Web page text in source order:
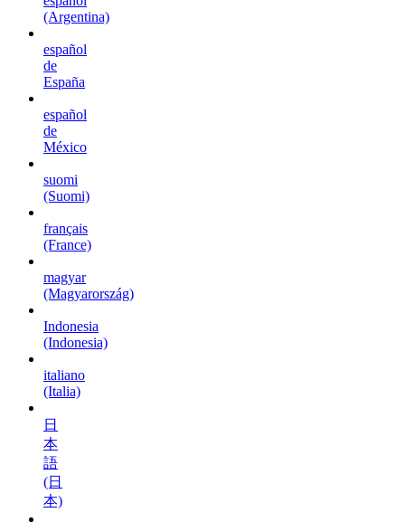
(Argentina)
español
de
España
español
de
México
suomi
(Suomi)
français
(France)
magyar
(Magyarország)
Indonesia
(Indonesia)
italiano
(Italia)
日
本
語
(日
本)